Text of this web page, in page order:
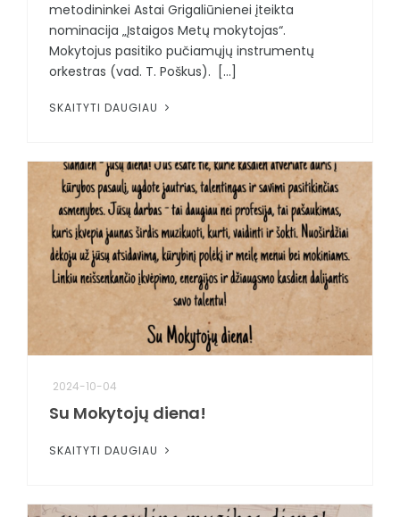
metodininkei Astai Grigaliūnienei įteikta
nominacija „Įstaigos Metų mokytojas“.
Mokytojus pasitiko pučiamųjų instrumentų
orkestras (vad. T. Poškus). [...]
SKAITYTI DAUGIAU
2024-10-04
Su Mokytojų diena!
SKAITYTI DAUGIAU